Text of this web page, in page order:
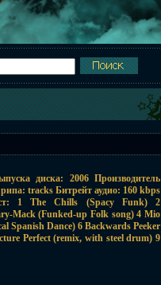
диска: 2006 Производитель
tracks Битрейт аудио: 160 kbps
1 The Chills (Spacy Funk) 2
Mack (Funked-up Folk song) 4 Mio
Spanish Dance) 6 Backwards Peeker
Perfect (remix, with steel drum) 9